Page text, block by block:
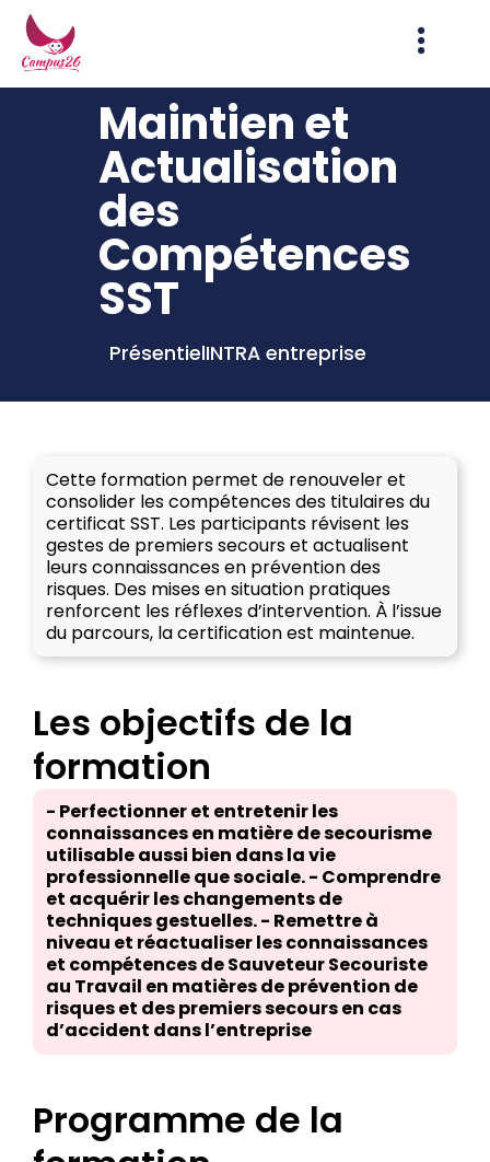
Maintien et
Actualisation
des
Compétences
SST
PrésentielINTRA entreprise
Cette formation permet de renouveler et
consolider les compétences des titulaires du
certificat SST. Les participants révisent les
gestes de premiers secours et actualisent
leurs connaissances en prévention des
risques. Des mises en situation pratiques
renforcent les réflexes d’intervention. À l’issue
du parcours, la certification est maintenue.
Les objectifs de la
formation
- Perfectionner et entretenir les
connaissances en matière de secourisme
utilisable aussi bien dans la vie
professionnelle que sociale. - Comprendre
et acquérir les changements de
techniques gestuelles. - Remettre à
niveau et réactualiser les connaissances
et compétences de Sauveteur Secouriste
au Travail en matières de prévention de
risques et des premiers secours en cas
d’accident dans l’entreprise
Programme de la